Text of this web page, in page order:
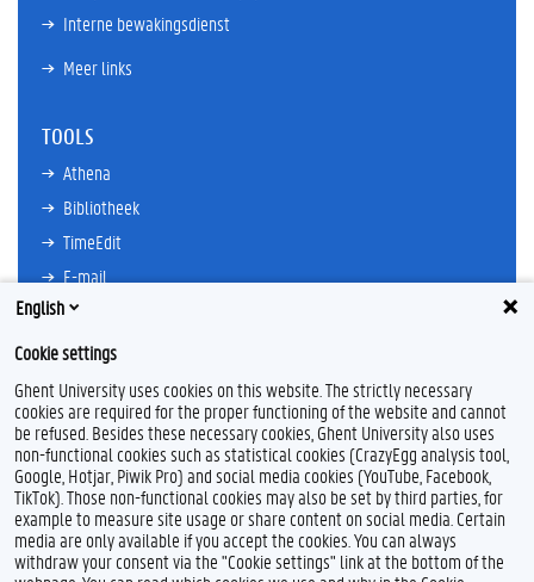
Interne bewakingsdienst
Meer links
TOOLS
Athena
Bibliotheek
TimeEdit
E-mail
Ufora
Oasis
Research Explorer
F
a
c
e
b
o
L
i
n
k
e
d
Y
o
u
T
u
b
I
n
s
t
a
g
Feedback
Privacy
English
Cookie settings
Ghent University uses cookies on this website. The strictly necessary
cookies are required for the proper functioning of the website and cannot
be refused. Besides these necessary cookies, Ghent University also uses
non-functional cookies such as statistical cookies (CrazyEgg analysis tool,
Google, Hotjar, Piwik Pro) and social media cookies (YouTube, Facebook,
TikTok). Those non-functional cookies may also be set by third parties, for
example to measure site usage or share content on social media. Certain
media are only available if you accept the cookies. You can always
withdraw your consent via the "Cookie settings" link at the bottom of the